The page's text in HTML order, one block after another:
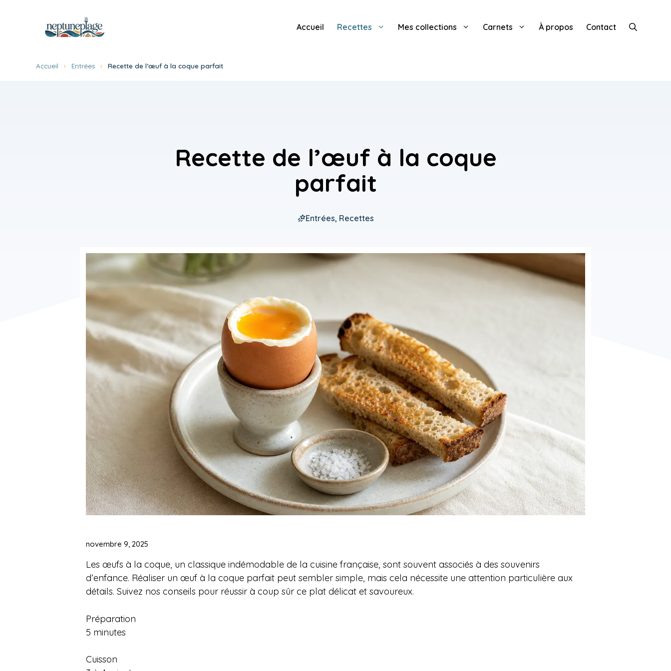
Accueil Recettes Mes collections Carnets À propos Contact
Accueil › Entrées › Recette de l’œuf à la coque parfait
Recette de l’œuf à la coque
parfait
Entrées, Recettes
novembre 9, 2025
Les œufs à la coque, un classique indémodable de la cuisine française, sont souvent associés à des souvenirs
d’enfance. Réaliser un œuf à la coque parfait peut sembler simple, mais cela nécessite une attention particulière aux
détails. Suivez nos conseils pour réussir à coup sûr ce plat délicat et savoureux.
Préparation
5 minutes
Cuisson